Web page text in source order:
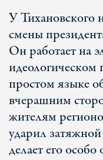
У Тихановского
смены
Он работает на
идеологическом
простом языке
вчерашним
жителям
ударил
делает его